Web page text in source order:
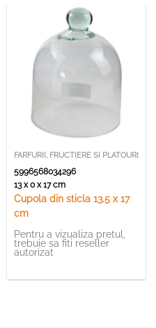
FARFURII, FRUCTIERE SI PLATOURI
5996568034296
13 x 0 x 17 cm
Cupola din sticla 13.5 x 17
cm
Pentru a vizualiza pretul,
trebuie sa fiti reseller
autorizat